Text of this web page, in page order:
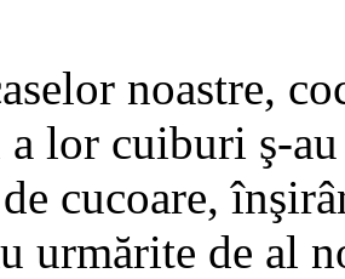
noastre,
a lor cuiburi ş-
cucoare,
urmărite de al